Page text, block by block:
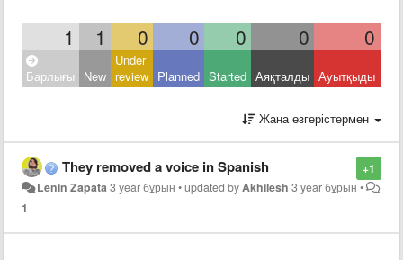
1 1 0 0 0 0 0
Барлығы New
Under
review Planned Started Аяқталды Ауытқыды
Жаңа өзгерістермен
+1
They removed a voice in Spanish
Lenin Zapata3 year бұрын •updated byAkhilesh 3 year бұрын •
1